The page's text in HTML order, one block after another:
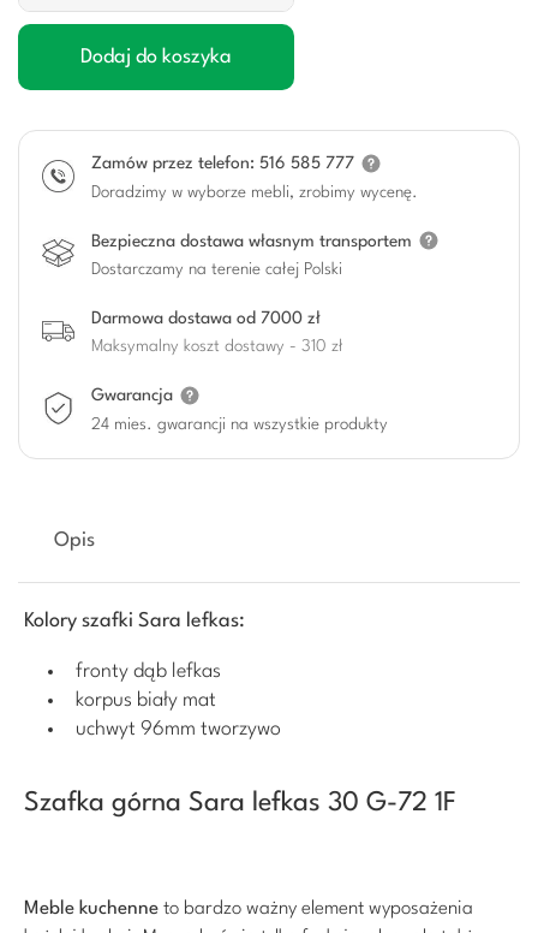
Dodaj do koszyka
Zamów przez telefon: 516 585 777
Doradzimy w wyborze mebli, zrobimy wycenę.
Bezpieczna dostawa własnym transportem
Dostarczamy na terenie całej Polski
Darmowa dostawa od 7000 zł
Maksymalny koszt dostawy - 310 zł
Gwarancja
24 mies. gwarancji na wszystkie produkty
Opis
Kolory szafki Sara lefkas:
fronty dąb lefkas
korpus biały mat
uchwyt 96mm tworzywo
Szafka górna Sara lefkas 30 G-72 1F
Meble kuchenne to bardzo ważny element wyposażenia